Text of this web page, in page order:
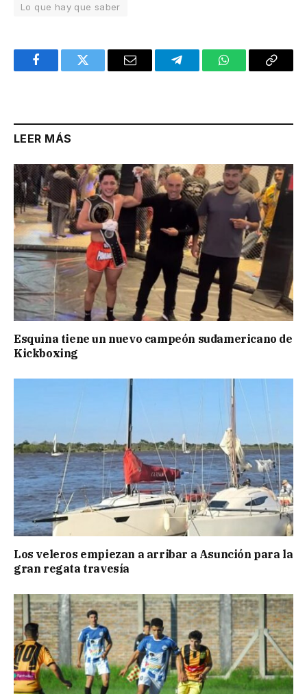
Lo que hay que saber
FacebookTwitter Email TelegramWhatsAppCopy
LEER MÁS
Esquina tiene un nuevo campeón sudamericano de
Kickboxing
Los veleros empiezan a arribar a Asunción para la
gran regata travesía